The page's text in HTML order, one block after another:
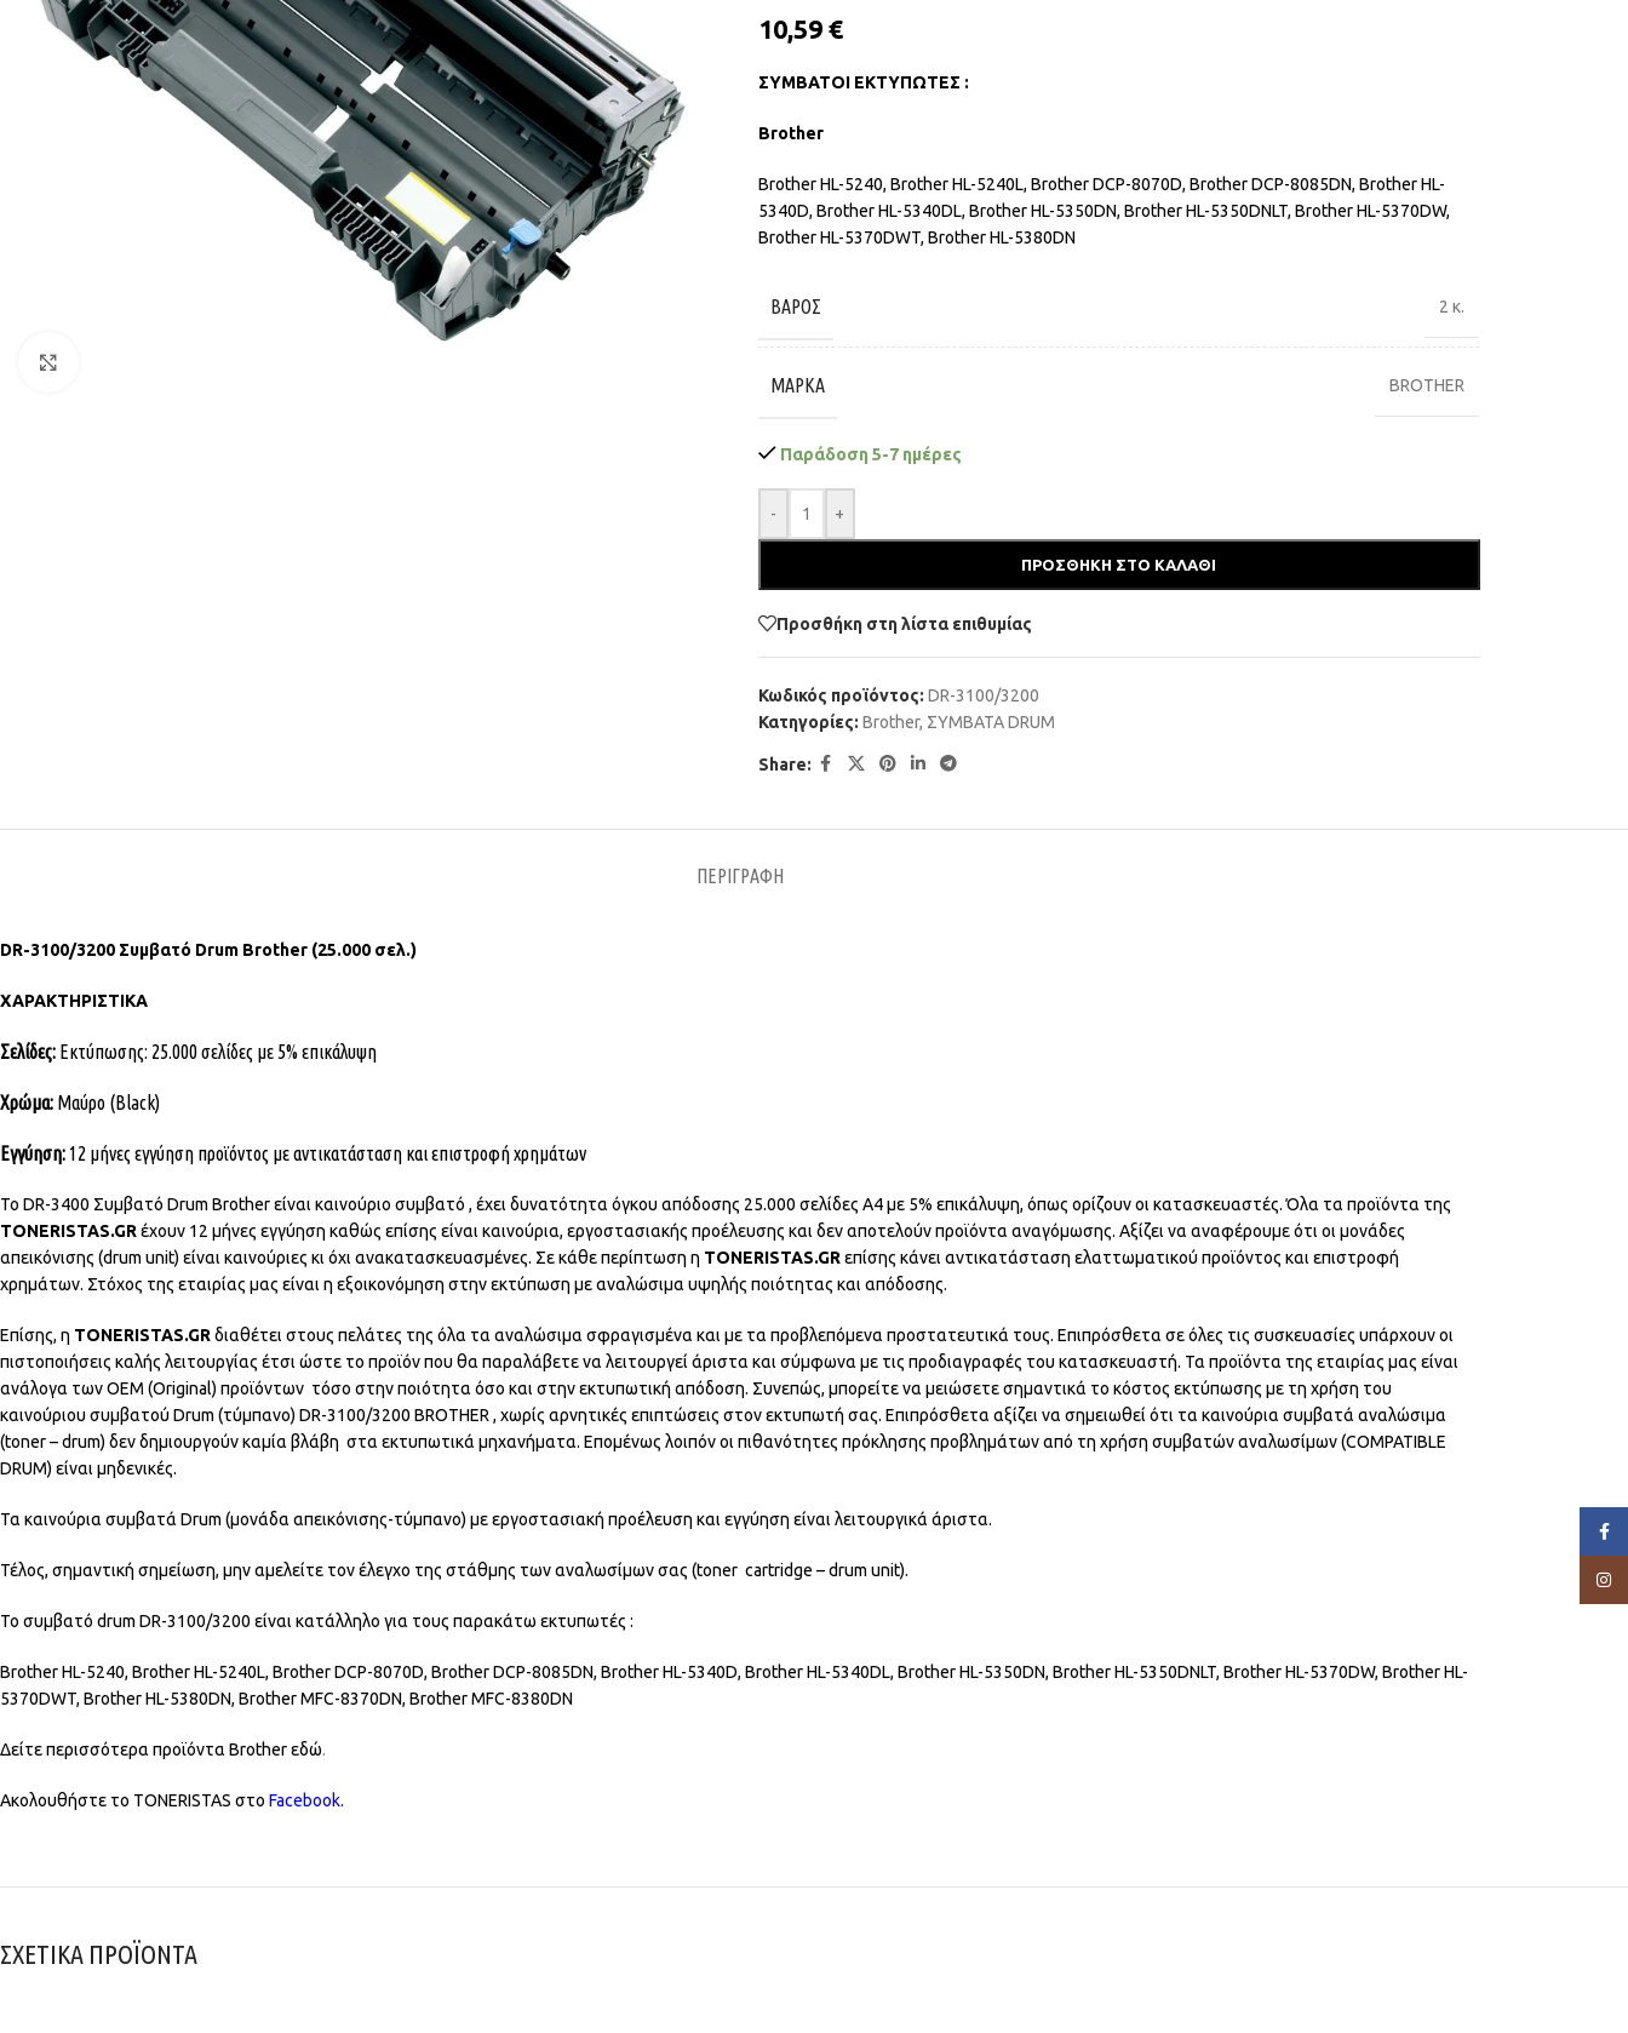
10,59 €
ΣΥΜΒΑΤΟΙ ΕΚΤΥΠΩΤΕΣ :
Brother
Brother HL-5240, Brother HL-5240L, Brother DCP-8070D, Brother DCP-8085DN, Brother HL-
5340D, Brother HL-5340DL, Brother HL-5350DN, Brother HL-5350DNLT, Brother HL-5370DW,
Brother HL-5370DWT, Brother HL-5380DN
ΒΆΡΟΣ 2 κ.
ΜΆΡΚΑ BROTHER
Παράδοση 5-7 ημέρες
- +
ΠΡΟΣΘΉΚΗ ΣΤΟ ΚΑΛΆΘΙ
Προσθήκη στη λίστα επιθυμίας
Κωδικός προϊόντος: DR-3100/3200
Κατηγορίες: Brother, ΣΥΜΒΑΤΑ DRUM
Share:
ΠΕΡΙΓΡΑΦΉ
DR-3100/3200 Συμβατό Drum Brother (25.000 σελ.)
ΧΑΡΑΚΤΗΡΙΣΤΙΚΑ
Σελίδες: Εκτύπωσης: 25.000 σελίδες με 5% επικάλυψη
Χρώμα: Μαύρο (Black)
Εγγύηση: 12 μήνες εγγύηση προϊόντος με αντικατάσταση και επιστροφή χρημάτων
Το DR-3400 Συμβατό Drum Brother είναι καινούριο συμβατό , έχει δυνατότητα όγκου απόδοσης 25.000 σελίδες Α4 με 5% επικάλυψη, όπως ορίζουν οι κατασκευαστές. Όλα τα προϊόντα της
TONERISTAS.GR έχουν 12 μήνες εγγύηση καθώς επίσης είναι καινούρια, εργοστασιακής προέλευσης και δεν αποτελούν προϊόντα αναγόμωσης. Αξίζει να αναφέρουμε ότι οι μονάδες
απεικόνισης (drum unit) είναι καινούριες κι όχι ανακατασκευασμένες. Σε κάθε περίπτωση η TONERISTAS.GR επίσης κάνει αντικατάσταση ελαττωματικού προϊόντος και επιστροφή
χρημάτων. Στόχος της εταιρίας μας είναι η εξοικονόμηση στην εκτύπωση με αναλώσιμα υψηλής ποιότητας και απόδοσης.
Επίσης, η TONERISTAS.GR διαθέτει στους πελάτες της όλα τα αναλώσιμα σφραγισμένα και με τα προβλεπόμενα προστατευτικά τους. Επιπρόσθετα σε όλες τις συσκευασίες υπάρχουν οι
πιστοποιήσεις καλής λειτουργίας έτσι ώστε το προϊόν που θα παραλάβετε να λειτουργεί άριστα και σύμφωνα με τις προδιαγραφές του κατασκευαστή. Τα προϊόντα της εταιρίας μας είναι
ανάλογα των OEM (Original) προϊόντων τόσο στην ποιότητα όσο και στην εκτυπωτική απόδοση. Συνεπώς, μπορείτε να μειώσετε σημαντικά το κόστος εκτύπωσης με τη χρήση του
καινούριου συμβατού Drum (τύμπανο) DR-3100/3200 BROTHER , χωρίς αρνητικές επιπτώσεις στον εκτυπωτή σας. Επιπρόσθετα αξίζει να σημειωθεί ότι τα καινούρια συμβατά αναλώσιμα
(toner – drum) δεν δημιουργούν καμία βλάβη στα εκτυπωτικά μηχανήματα. Επομένως λοιπόν οι πιθανότητες πρόκλησης προβλημάτων από τη χρήση συμβατών αναλωσίμων (COMPATIBLE
DRUM) είναι μηδενικές.
Τα καινούρια συμβατά Drum (μονάδα απεικόνισης-τύμπανο) με εργοστασιακή προέλευση και εγγύηση είναι λειτουργικά άριστα.
Τέλος, σημαντική σημείωση, μην αμελείτε τον έλεγχο της στάθμης των αναλωσίμων σας (toner cartridge – drum unit).
Το συμβατό drum DR-3100/3200 είναι κατάλληλο για τους παρακάτω εκτυπωτές :
Brother HL-5240, Brother HL-5240L, Brother DCP-8070D, Brother DCP-8085DN, Brother HL-5340D, Brother HL-5340DL, Brother HL-5350DN, Brother HL-5350DNLT, Brother HL-5370DW, Brother HL-
5370DWT, Brother HL-5380DN, Brother MFC-8370DN, Brother MFC-8380DN
Δείτε περισσότερα προϊόντα Brotherεδώ.
Ακολουθήστε το TONERISTAS στο Facebook.
ΣΧΕΤΙΚΑ ΠΡΟΪΟΝΤΑ